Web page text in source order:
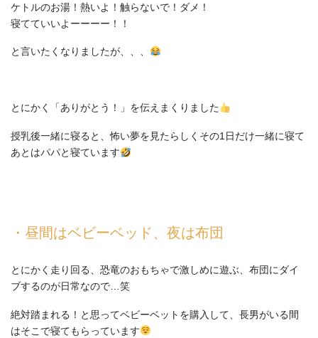
ケトルのお湯！熱いよ！触らないで！ダメ！
寝てていいよーーーー！！
と言いたくなりましたが、、、
とにかく「ありがとう！」を伝えまくりました
授乳後一緒に寝ると、怖い夢を見たらしくその1日だけ一緒に寝て
あとはパパと寝ています
・昼間はベビーベッド、夜は布団
とにかく走り回る、恐竜のおもちゃで激しめに遊ぶ、布団にダイ
ブするのが日常なので…笑
絶対踏まれる！と思ってベビーベットを購入して、長男がいる間
はそこで寝てもらっています